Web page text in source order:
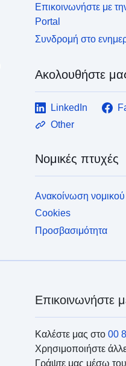
Επικοινωνήστε με
Portal
Συνδρομή στο
Ακολουθήστε
LinkedIn
Other
Νομικές πτυχές
Ανακοίνωση νομικού
Cookies
Προσβασιμότητα
Επικοινωνήστε
Καλέστε μας στο 00
Χρησιμοποιήστε
Γράψτε μας μέσω του